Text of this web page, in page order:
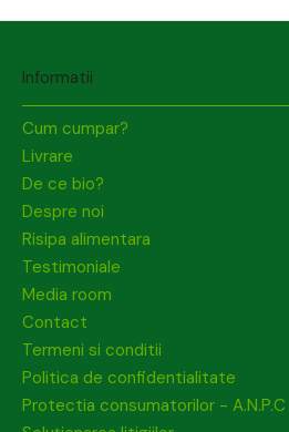
Informatii
Cum cumpar?
Livrare
De ce bio?
Despre noi
Risipa alimentara
Testimoniale
Media room
Contact
Termeni si conditii
Politica de confidentialitate
Protectia consumatorilor - A.N.P.C